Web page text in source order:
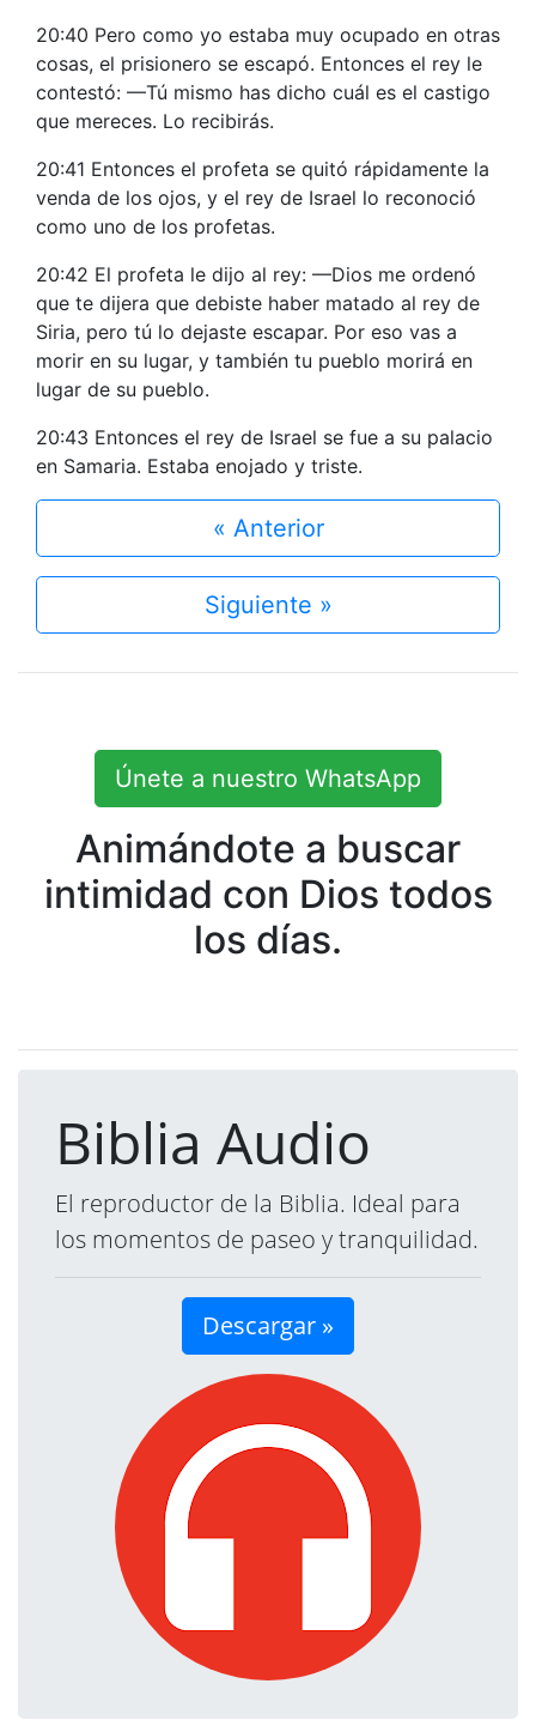
20:40 Pero como yo estaba muy ocupado en otras
cosas, el prisionero se escapó. Entonces el rey le
contestó: —Tú mismo has dicho cuál es el castigo
que mereces. Lo recibirás.
20:41 Entonces el profeta se quitó rápidamente la
venda de los ojos, y el rey de Israel lo reconoció
como uno de los profetas.
20:42 El profeta le dijo al rey: —Dios me ordenó
que te dijera que debiste haber matado al rey de
Siria, pero tú lo dejaste escapar. Por eso vas a
morir en su lugar, y también tu pueblo morirá en
lugar de su pueblo.
20:43 Entonces el rey de Israel se fue a su palacio
en Samaria. Estaba enojado y triste.
« Anterior
Siguiente »
Únete a nuestro WhatsApp
Animándote a buscar
intimidad con Dios todos
los días.
Biblia Audio
El reproductor de la Biblia. Ideal para
los momentos de paseo y tranquilidad.
Descargar »